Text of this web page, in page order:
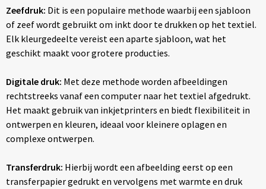
Zeefdruk: Dit is een populaire methode waarbij een sjabloon
of zeef wordt gebruikt om inkt door te drukken op het textiel.
Elk kleurgedeelte vereist een aparte sjabloon, wat het
geschikt maakt voor grotere producties.
Digitale druk: Met deze methode worden afbeeldingen
rechtstreeks vanaf een computer naar het textiel afgedrukt.
Het maakt gebruik van inkjetprinters en biedt flexibiliteit in
ontwerpen en kleuren, ideaal voor kleinere oplagen en
complexe ontwerpen.
Transferdruk: Hierbij wordt een afbeelding eerst op een
transferpapier gedrukt en vervolgens met warmte en druk